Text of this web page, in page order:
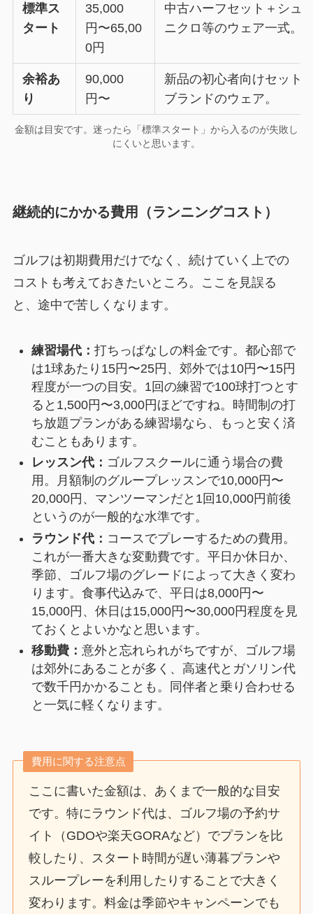
標準ス
タート
35,000
円〜65,00
0円
中古ハーフセット＋シュ
ニクロ等のウェア一式。
余裕あ
り
90,000
円〜
新品の初心者向けセット
ブランドのウェア。
金額は目安です。迷ったら「標準スタート」から入るのが失敗し
にくいと思います。
継続的にかかる費用（ランニングコスト）
ゴルフは初期費用だけでなく、続けていく上での
コストも考えておきたいところ。ここを見誤る
と、途中で苦しくなります。
練習場代： 打ちっぱなしの料金です。都心部で
は1球あたり15円〜25円、郊外では10円〜15円
程度が一つの目安。1回の練習で100球打つとす
ると1,500円〜3,000円ほどですね。時間制の打
ち放題プランがある練習場なら、もっと安く済
むこともあります。
レッスン代： ゴルフスクールに通う場合の費
用。月額制のグループレッスンで10,000円〜
20,000円、マンツーマンだと1回10,000円前後
というのが一般的な水準です。
ラウンド代： コースでプレーするための費用。
これが一番大きな変動費です。平日か休日か、
季節、ゴルフ場のグレードによって大きく変わ
ります。食事代込みで、平日は8,000円〜
15,000円、休日は15,000円〜30,000円程度を見
ておくとよいかなと思います。
移動費： 意外と忘れられがちですが、ゴルフ場
は郊外にあることが多く、高速代とガソリン代
で数千円かかることも。同伴者と乗り合わせる
と一気に軽くなります。
費用に関する注意点
ここに書いた金額は、あくまで一般的な目安
です。特にラウンド代は、ゴルフ場の予約サ
イト（GDOや楽天GORAなど）でプランを比
較したり、スタート時間が遅い薄暮プランや
スループレーを利用したりすることで大きく
変わります。料金は季節やキャンペーンでも